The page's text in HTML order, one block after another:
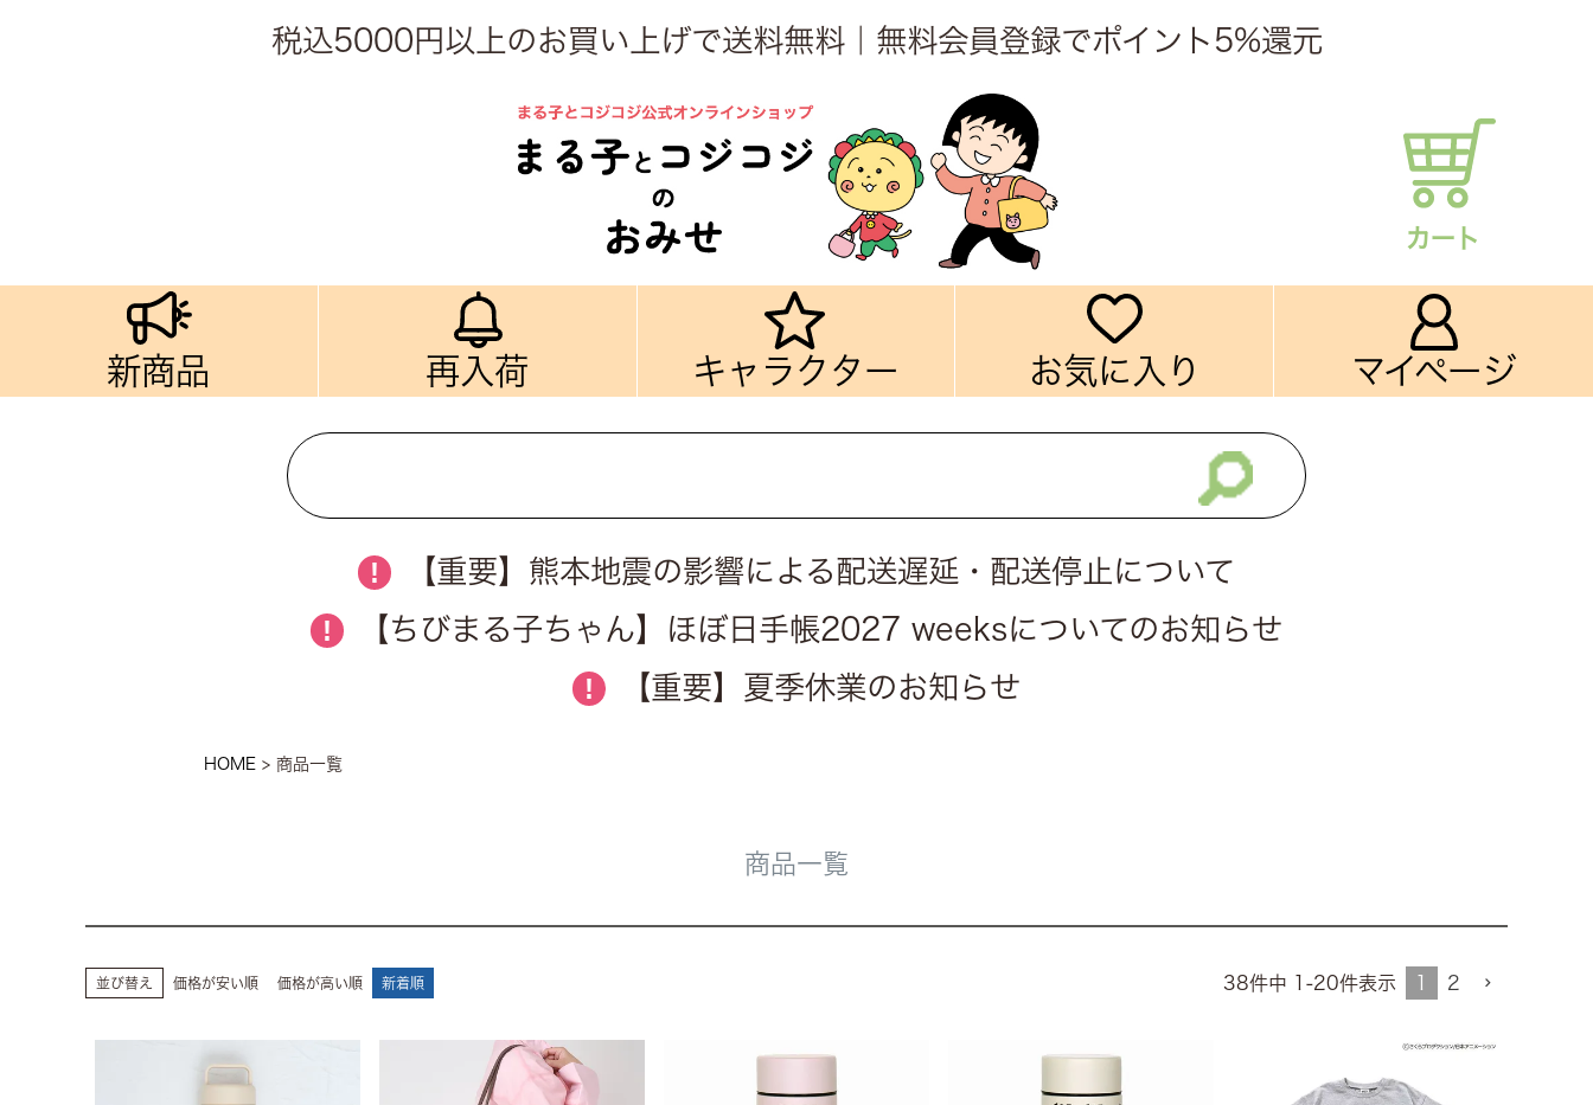
税込5000円以上のお買い上げで送料無料｜無料会員登録でポイント5%還元
カート
新商品 再入荷 キャラクター お気に入り マイページ
! 【重要】熊本地震の影響による配送遅延・配送停止について
! 【ちびまる子ちゃん】ほぼ日手帳2027 weeksについてのお知らせ
! 【重要】夏季休業のお知らせ
HOME 商品一覧
商品一覧
並び替え 価格が安い順 価格が高い順 新着順 38件中 1 -20件表示 2